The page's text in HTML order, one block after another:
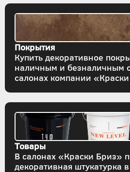
Покрытия
Купить декоративное
наличным и безналичным
салонах компании
Товары
В салонах «Краски Бриз»
декоративная штукатурка